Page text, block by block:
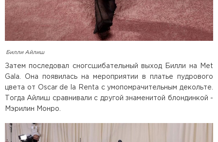
Билли Айлиш
Затем последовал сногсшибательный выход Билли на Met
Gala. Она появилась на мероприятии в платье пудрового
цвета от Oscar de la Renta с умопомрачительным декольте.
Тогда Айлиш сравнивали с другой знаменитой блондинкой -
Мэрилин Монро.